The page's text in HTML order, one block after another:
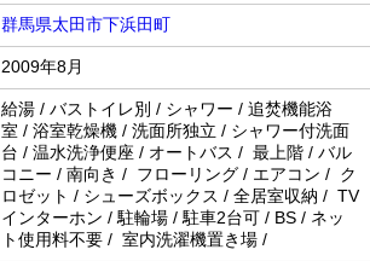
群馬県太田市下浜田町
2009年8月
給湯 / バストイレ別 / シャワー / 追焚機能浴
室 / 浴室乾燥機 / 洗面所独立 / シャワー付洗面
台 / 温水洗浄便座 / オートバス / 最上階 / バル
コニー / 南向き / フローリング / エアコン / ク
ロゼット / シューズボックス / 全居室収納 / TV
インターホン / 駐輪場 / 駐車2台可 / BS / ネッ
ト使用料不要 / 室内洗濯機置き場 /